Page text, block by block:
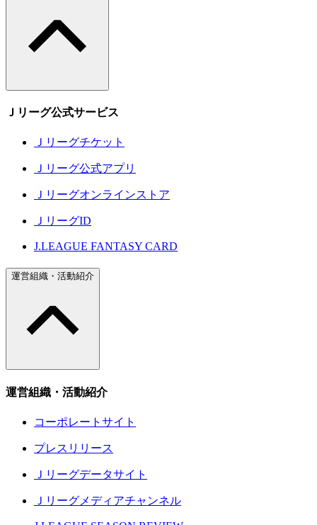
Ｊリーグ公式サービス
Ｊリーグチケット
Ｊリーグ公式アプリ
Ｊリーグオンラインストア
ＪリーグID
J.LEAGUE FANTASY CARD
運営組織・活動紹介
運営組織・活動紹介
コーポレートサイト
プレスリリース
Ｊリーグデータサイト
Ｊリーグメディアチャンネル